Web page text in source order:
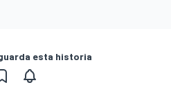
esta historia